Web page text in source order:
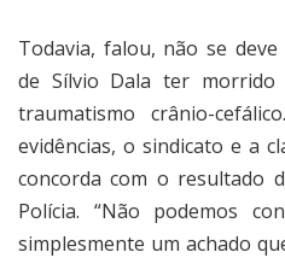
Todavia, falou, não se
de Sílvio Dala ter morrido
traumatismo crânio-
evidências, o sindicato e a
concorda com o resultado
Polícia. “Não podemos
simplesmente um achado